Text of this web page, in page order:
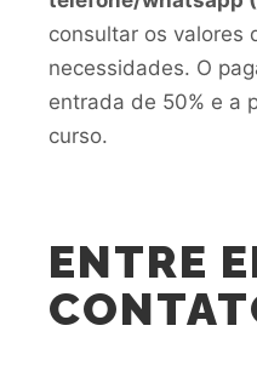
consultar os valores
necessidades. O
entrada de 50% e a
curso.
ENTRE